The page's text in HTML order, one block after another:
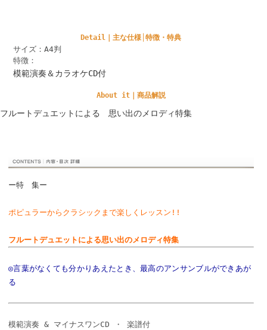
Detail｜主な仕様│特徴・特典
サイズ：A4判
特徴：
模範演奏＆カラオケCD付
About it｜商品解説
フルートデュエットによる 思い出のメロディ特集
ー特 集ー
ポピュラーからクラシックまで楽しくレッスン!!
フルートデュエットによる思い出のメロディ特集
◎言葉がなくても分かりあえたとき、最高のアンサンブルができあが
る
模範演奏 & マイナスワンCD ・ 楽譜付